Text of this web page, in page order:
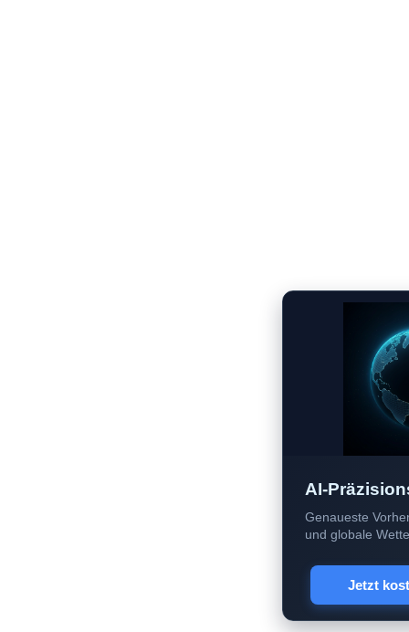
AI-
Genaueste
und globale
Jetzt